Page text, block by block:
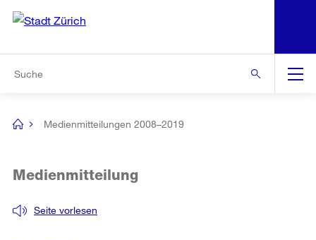
Navigation
[no
Medienmitteilungen 2008–2019
Seite vorlesen
Medienmitteilung